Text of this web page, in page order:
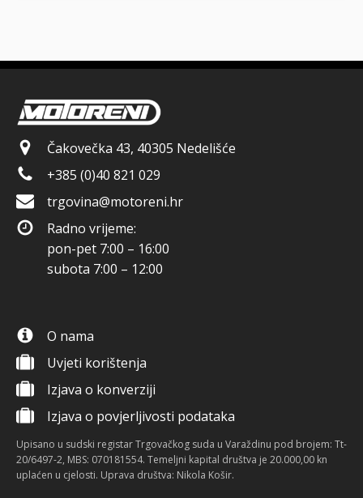
Čakovečka 43, 40305 Nedelišće
+385 (0)40 821 029
trgovina@motoreni.hr
Radno vrijeme:
pon-pet 7:00 – 16:00
subota 7:00 – 12:00
O nama
Uvjeti korištenja
Izjava o konverziji
Izjava o povjerljivosti podataka
Upisano u sudski registar Trgovačkog suda u Varaždinu pod brojem: Tt-
20/6497-2, MBS: 070181554. Temeljni kapital društva je 20.000,00 kn
uplaćen u cjelosti. Uprava društva: Nikola Košir.